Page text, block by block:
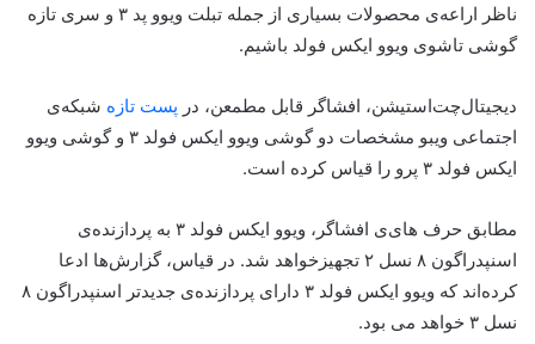
ناظر اراعه‌ی محصولات بسیاری از جمله تبلت ویوو پد ۳ و سری تازه
گوشی‌ تاشوی ویوو ایکس فولد باشیم.
دیجیتال‌چت‌استیشن، افشاگر قابل مطمعن، در پست تازه شبکه‌ی
اجتماعی ویبو مشخصات‌ دو گوشی ویوو ایکس فولد ۳ و گوشی ویوو
ایکس فولد ۳ پرو را قیاس کرده است.
مطابق حرف های‌ی افشاگر، ویوو ایکس فولد ۳ به پردازنده‌ی
اسنپدراگون ۸ نسل ۲ تجهیزخواهد شد. در قیاس، گزارش‌ها ادعا
کرده‌اند که ویوو ایکس فولد ۳ دارای پردازنده‌ی جدیدتر اسنپدراگون ۸
نسل ۳ خواهد می بود.